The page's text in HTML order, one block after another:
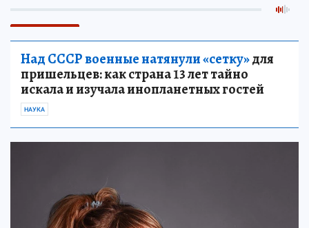
Над СССР военные натянули «сетку»для
пришельцев: как страна 13 лет тайно
искала и изучала инопланетных гостей
НАУКА